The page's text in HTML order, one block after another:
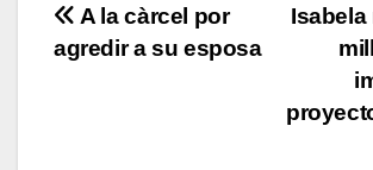
Navegación
de
Isabela
A la càrcel por
agredir a su esposa